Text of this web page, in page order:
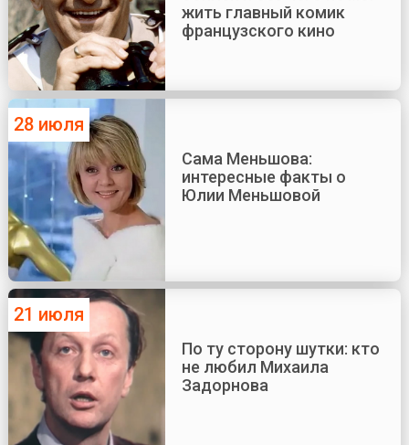
жить главный комик
французского кино
28 июля
Сама Меньшова:
интересные факты о
Юлии Меньшовой
21 июля
По ту сторону шутки: кто
не любил Михаила
Задорнова